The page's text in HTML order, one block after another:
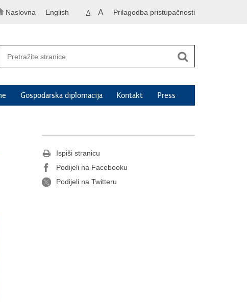
Naslovna English A A Prilagodba pristupačnosti
Gospodarska diplomacija Kontakt Press
Ispiši stranicu
Podijeli na Facebooku
Podijeli na Twitteru